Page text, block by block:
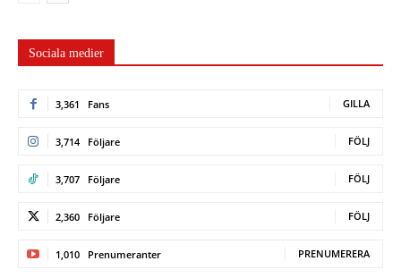
Sociala medier
3,361 Fans GILLA
3,714 Följare FÖLJ
3,707 Följare FÖLJ
2,360 Följare FÖLJ
1,010 Prenumeranter PRENUMERERA